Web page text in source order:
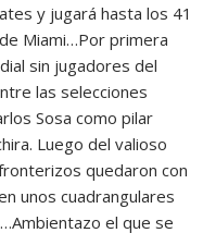
y jugará hasta los 41
Miami…Por primera
sin jugadores del
las selecciones
Sosa como pilar
Luego del valioso
quedaron con
unos cuadrangulares
el que se